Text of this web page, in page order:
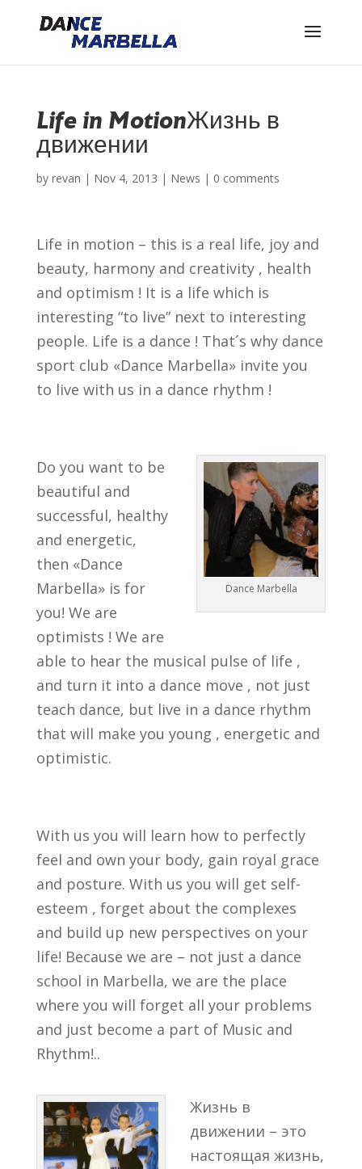
Life in MotionЖизнь в
движении
by revan | Nov 4, 2013 | News | 0 comments
Life in motion – this is a real life, joy and
beauty, harmony and creativity , health
and optimism ! It is a life which is
interesting “to live” next to interesting
people. Life is a dance ! That´s why dance
sport club «Dance Marbella» invite you
to live with us in a dance rhythm !
Dance Marbella
Do you want to be
beautiful and
successful, healthy
and energetic,
then «Dance
Marbella» is for
you! We are
optimists ! We are
able to hear the musical pulse of life ,
and turn it into a dance move , not just
teach dance, but live in a dance rhythm
that will make you young , energetic and
optimistic.
With us you will learn how to perfectly
feel and own your body, gain royal grace
and posture. With us you will get self-
esteem , forget about the complexes
and build up new perspectives on your
life! Because we are – not just a dance
school in Marbella, we are the place
where you will forget all your problems
and just become a part of Music and
Rhythm!..
Жизнь в
движении – это
настоящая жизнь,